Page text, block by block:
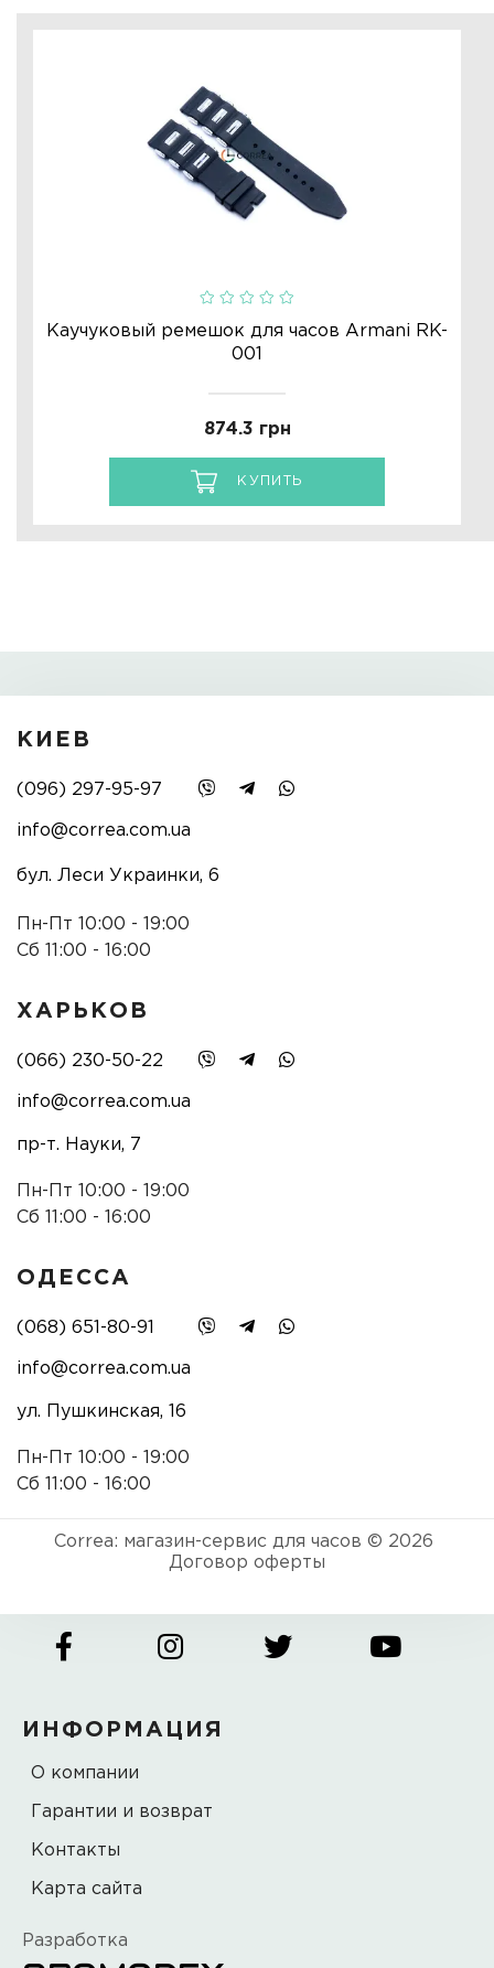
Каучуковый ремешок для часов Armani RK-
001
874.3 грн
КУПИТЬ
КИЕВ
(096) 297-95-97
info@correa.com.ua
бул. Леси Украинки, 6
Пн-Пт 10:00 - 19:00
Сб 11:00 - 16:00
ХАРЬКОВ
(066) 230-50-22
info@correa.com.ua
пр-т. Науки, 7
Пн-Пт 10:00 - 19:00
Сб 11:00 - 16:00
ОДЕССА
(068) 651-80-91
info@correa.com.ua
ул. Пушкинская, 16
Пн-Пт 10:00 - 19:00
Сб 11:00 - 16:00
Correa: магазин-сервис для часов © 2026
Договор оферты
ИНФОРМАЦИЯ
О компании
Гарантии и возврат
Контакты
Карта сайта
Разработка